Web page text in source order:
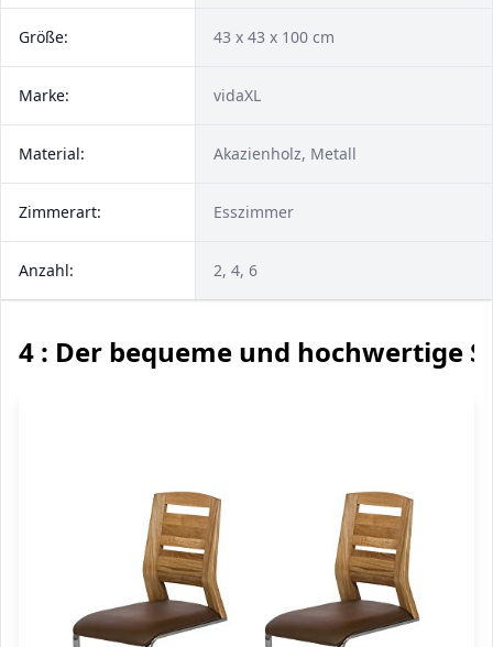
Größe: 43 x 43 x 100 cm
Marke: vidaXL
Material: Akazienholz, Metall
Zimmerart: Esszimmer
Anzahl: 2, 4, 6
4 : Der bequeme und hochwertige